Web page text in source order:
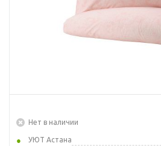
Нет в наличии
УЮТ Астана